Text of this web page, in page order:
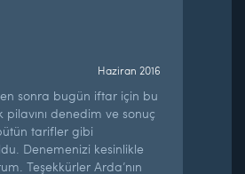
Haziran 2016
sonra bugün iftar için bu
denedim ve sonuç
tarifler gibi
Denemenizi kesinlikle
Teşekkürler Arda’nın